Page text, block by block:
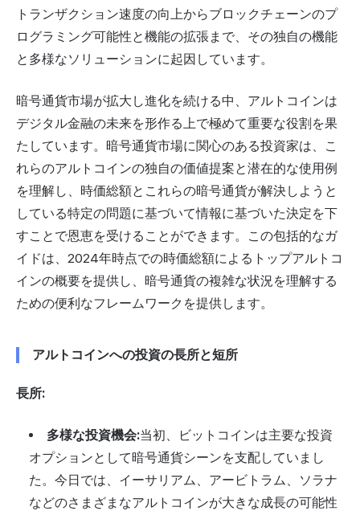
トランザクション速度の向上からブロックチェーンのプ
ログラミング可能性と機能の拡張まで、その独自の機能
と多様なソリューションに起因しています。
暗号通貨市場が拡大し進化を続ける中、アルトコインは
デジタル金融の未来を形作る上で極めて重要な役割を果
たしています。暗号通貨市場に関心のある投資家は、こ
れらのアルトコインの独自の価値提案と潜在的な使用例
を理解し、時価総額とこれらの暗号通貨が解決しようと
している特定の問題に基づいて情報に基づいた決定を下
すことで恩恵を受けることができます。この包括的なガ
イドは、2024年時点での時価総額によるトップアルトコ
インの概要を提供し、暗号通貨の複雑な状況を理解する
ための便利なフレームワークを提供します。
アルトコインへの投資の長所と短所
長所:
多様な投資機会:当初、ビットコインは主要な投資
オプションとして暗号通貨シーンを支配していまし
た。今日では、イーサリアム、アービトラム、ソラナ
などのさまざまなアルトコインが大きな成長の可能性